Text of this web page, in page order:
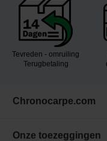
Tevreden - omruiling
Terugbetaling
Chronocarpe.com
Onze toezeggingen